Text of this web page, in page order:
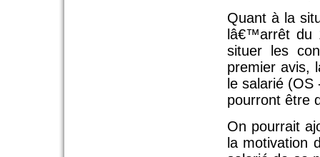
Quant à la
lâ€™arrêt du
situer les
premier avis,
le salarié
pourront être
On pourrait
la motivation